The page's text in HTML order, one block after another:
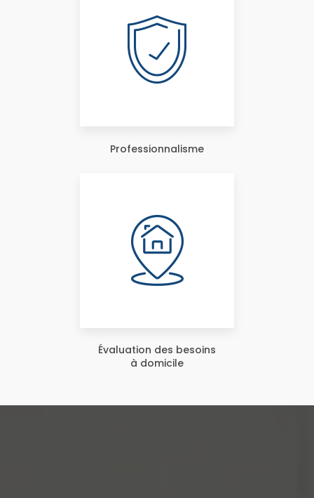
Professionnalisme
Évaluation des besoins
à domicile